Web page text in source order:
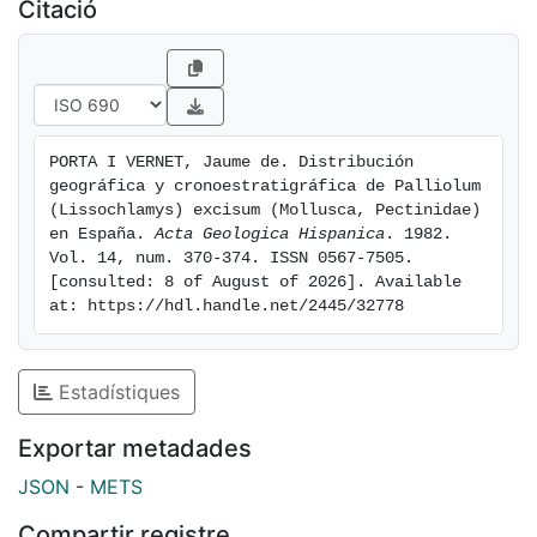
Citació
PORTA I VERNET, Jaume de. Distribución
geográfica y cronoestratigráfica de Palliolum
(Lissochlamys) excisum (Mollusca, Pectinidae)
en España. Acta Geologica Hispanica . 1982.
Vol. 14, num. 370-374. ISSN 0567-7505.
[consulted: 8 of August of 2026]. Available
at: https://hdl.handle.net/2445/32778
Estadístiques
Exportar metadades
JSON - METS